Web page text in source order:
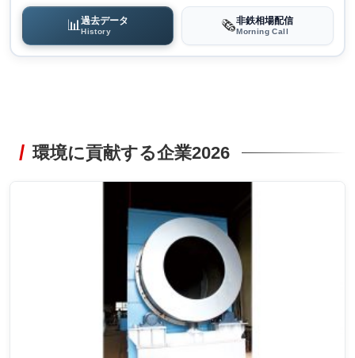
📊過去データ
History 🗞️非鉄相場配信
Morning Call
環境に貢献する企業2026